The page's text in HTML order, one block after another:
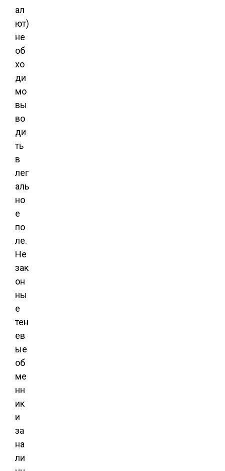
ал
ют)
не
об
хо
ди
мо
вы
во
ди
ть
в
лег
аль
но
е
по
ле.
Не
зак
он
ны
е
тен
ев
ые
об
ме
нн
ик
и
за
на
ли